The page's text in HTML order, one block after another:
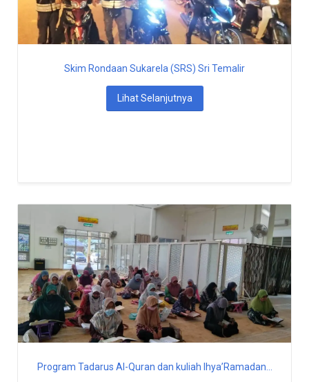
Skim Rondaan Sukarela (SRS) Sri Temalir
Lihat Selanjutnya
Program Tadarus Al-Quran dan kuliah Ihya’Ramadan...